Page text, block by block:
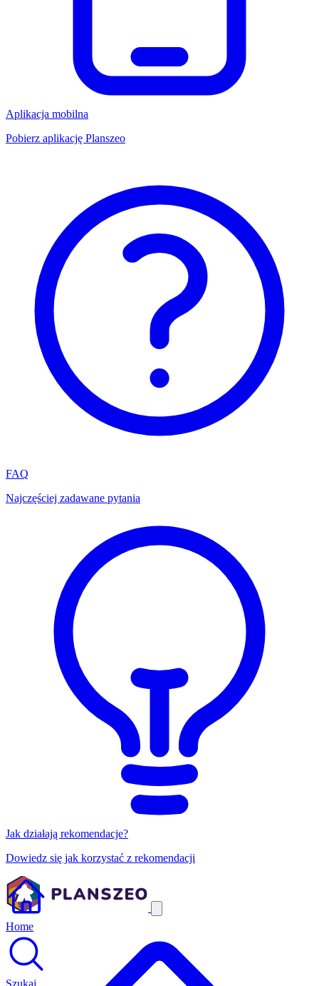
Aplikacja mobilna
Pobierz aplikację Planszeo
FAQ
Najczęściej zadawane pytania
Jak działają rekomendacje?
Dowiedz się jak korzystać z rekomendacji
Home
Szukaj